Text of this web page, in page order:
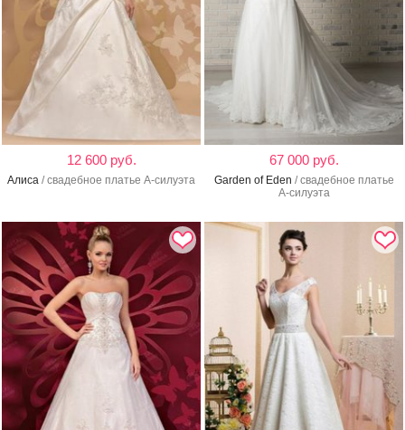
12 600 руб.
Алиса / свадебное платье А-силуэта
67 000 руб.
Garden of Eden / свадебное платье
А-силуэта